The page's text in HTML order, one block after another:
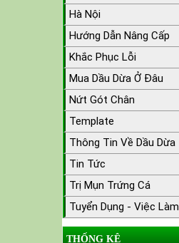
Hà Nội
Hướng Dẫn Nâng Cấp
Khắc Phục Lỗi
Mua Dầu Dừa Ở Đâu
Nứt Gót Chân
Template
Thông Tin Về Dầu Dừa
Tin Tức
Trị Mụn Trứng Cá
Tuyển Dụng - Việc Làm
THỐNG KÊ